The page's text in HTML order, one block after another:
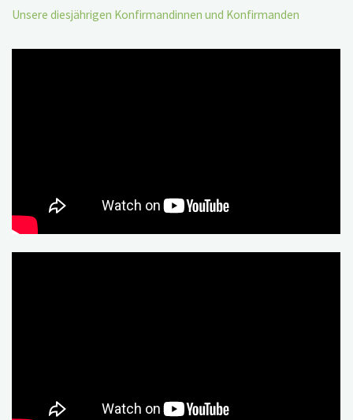
Unsere diesjährigen Konfirmandinnen und Konfirmanden